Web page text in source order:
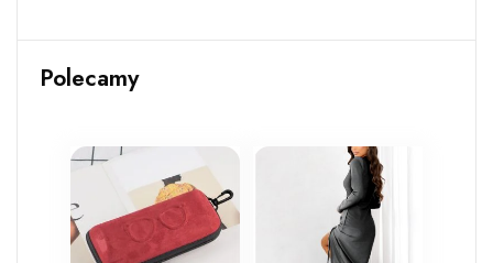
Polecamy